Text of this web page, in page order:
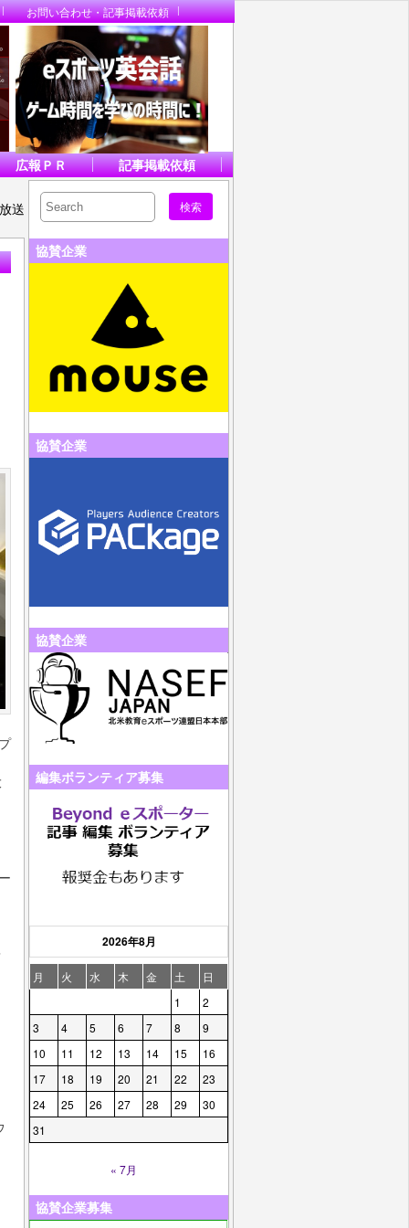
お問い合わせ・記事掲載依頼
広報ＰＲ 記事掲載依頼
送
協賛企業
協賛企業
協賛企業
編集ボランティア募集
2026年8月
月 火 水 木 金 土
日
1
2
3
4 5 6 7 8
9
10
11 12 13 14 15
16
17
18 19 20 21 22
23
24
25 26 27 28 29
30
31
« 7月
協賛企業募集